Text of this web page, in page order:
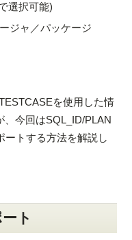
選択可能)
ジャ／パッケージ
を使用した情
今回はSQL_ID/PLAN
ートする方法を解説し
ト